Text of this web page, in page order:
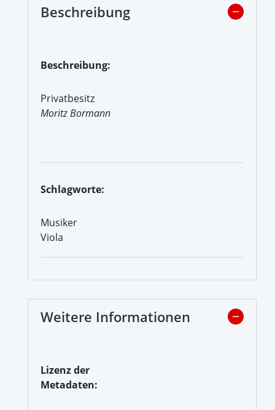
Beschreibung
Beschreibung:
Privatbesitz
Moritz Bormann
Schlagworte:
Musiker
Viola
Weitere Informationen
Lizenz der
Metadaten: